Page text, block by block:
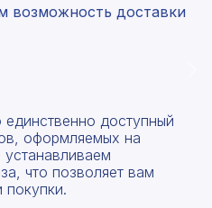
возможность доставки
единственно доступный
оформляемых на
что позволяет вам
покупки.
на расчет
в ближайшее время!
консультацию по
ценам на
наш менеджер.
ошибка.